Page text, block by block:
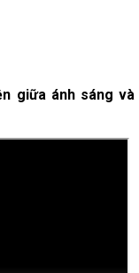
giữa ánh sáng và